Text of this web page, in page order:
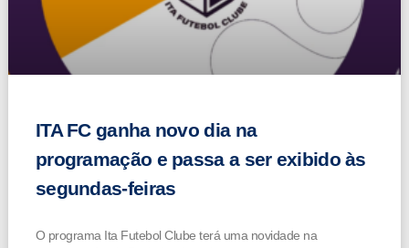
ITA FC ganha novo dia na
programação e passa a ser exibido às
segundas-feiras
O programa Ita Futebol Clube terá uma novidade na